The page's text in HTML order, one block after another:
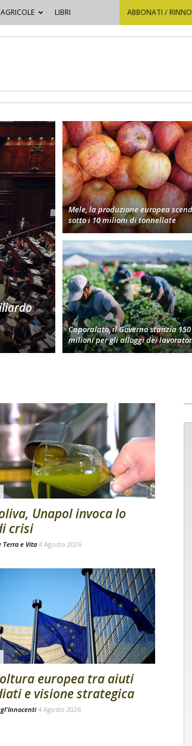
LIBRI ABBONATI /
Mele, la produzione europea
sotto i 10 milioni di tonnellate
Caporalato, il Governo stanzia 150
milioni per gli alloggi dei
Unapol invoca lo
crisi
Terra e Vita4 Agosto 2026
europea tra aiuti
e visione strategica
4 Agosto 2026